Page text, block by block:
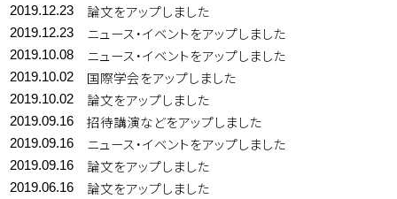
2019.12.23 論文をアップしました
2019.12.23 ニュース・イベントをアップしました
2019.10.08 ニュース・イベントをアップしました
2019.10.02 国際学会をアップしました
2019.10.02 論文をアップしました
2019.09.16 招待講演などをアップしました
2019.09.16 ニュース・イベントをアップしました
2019.09.16 論文をアップしました
2019.06.16 論文をアップしました